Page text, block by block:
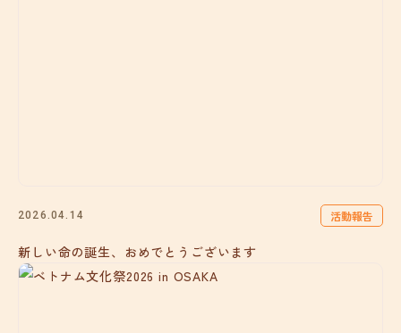
2026.04.14 活動報告
新しい命の誕生、おめでとうございます